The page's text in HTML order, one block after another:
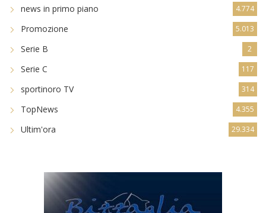
news in primo piano 4.774
Promozione 5.013
Serie B 2
Serie C 117
sportinoro TV 314
TopNews 4.355
Ultim'ora 29.334